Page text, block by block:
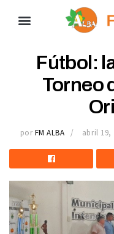
Fútbol:
Torneo
por FM ALBA abril 19,